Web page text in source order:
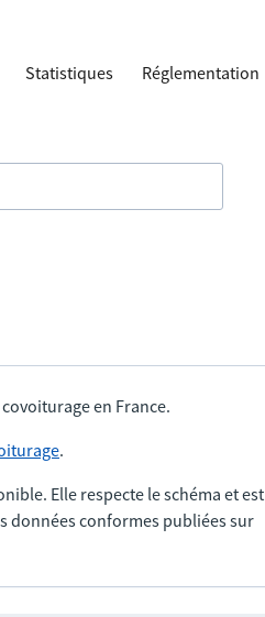
Statistiques Réglementation
en France.
.
Elle respecte le schéma et est
données conformes publiées sur